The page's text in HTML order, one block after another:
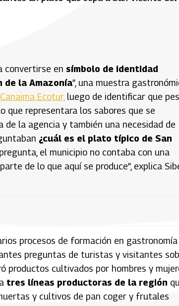
convertirse en símbolo de identidad
de la Amazonía”, una muestra
Ecotur, luego de identificar que
que representara los sabores que se
de la agencia y también una necesidad de
¿cuál es el plato típico de San
el municipio no contaba con una
de lo que aquí se produce”, explica
procesos de formación en gastronomía
preguntas de turistas y visitantes
productos cultivados por hombres y
tres líneas productoras de la región
y cultivos de pan coger y frutales